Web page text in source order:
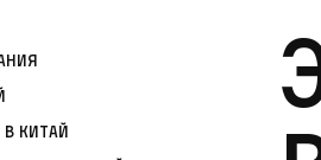
в Китай